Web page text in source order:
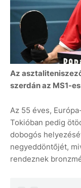
Az
szerdán az MS1-
Az 55 éves,
Tokióban pedig
dobogós
negyeddöntőjét,
rendeznek